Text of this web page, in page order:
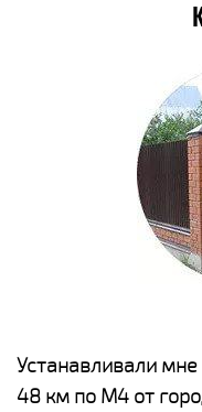
Устанавливали
48 км по М4 от